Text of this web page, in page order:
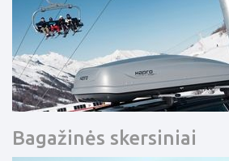
Bagažinės skersiniai